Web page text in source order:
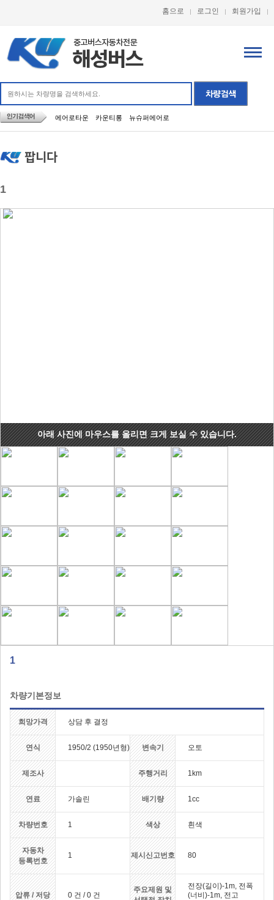
홈으로 로그인 회원가입
에어로타운 카운티롱 뉴슈퍼에어로
팝니다
1
아래 사진에 마우스를 올리면 크게 보실 수 있습니다.
1
차량기본정보
희망가격 상담 후 결정
연식 1950/2 (1950년형) 변속기 오토
제조사 주행거리 1km
연료 가솔린 배기량 1cc
차량번호 1 색상 흰색
자동차
등록번호
1 제시신고번호 80
압류 / 저당 0 건 / 0 건
주요제원 및
전장(길이)-1m, 전폭
(너비)-1m, 전고